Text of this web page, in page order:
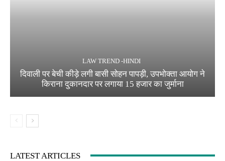
LAW TREND -HINDI
दिवाली पर बेची कीड़े लगी बासी सोहन पापड़ी, उपभोक्ता आयोग ने
किराना दुकानदार पर लगाया 15 हजार का जुर्माना
LATEST ARTICLES